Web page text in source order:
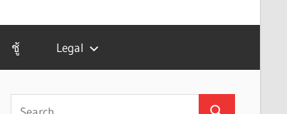
ชู้ Legal